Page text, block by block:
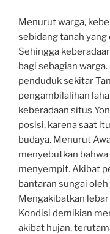
Menurut warga,
sebidang tanah
Sehingga
bagi sebagian
penduduk sekitar
pengambilalihan
keberadaan situs
posisi, karena saat
budaya. Menurut
menyebutkan
menyempit. Akibat
bantaran sungai
Mengakibatkan
Kondisi demikian
akibat hujan,